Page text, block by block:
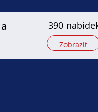
390
Zobrazit